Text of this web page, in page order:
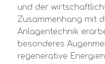
und der
Zusammenhang mit
Anlagentechnik
besonderes
regenerative